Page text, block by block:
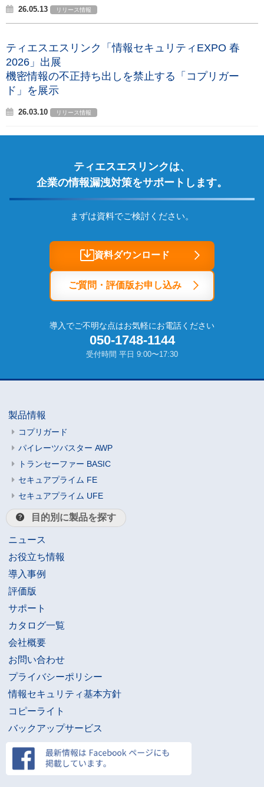
26.05.13 リリース情報
ティエスエスリンク「情報セキュリティEXPO 春
2026」出展
機密情報の不正持ち出しを禁止する「コプリガー
ド」を展示
26.03.10 リリース情報
ティエスエスリンクは、
企業の情報漏洩対策をサポートします。
まずは資料でご検討ください。
資料ダウンロード
ご質問・評価版お申し込み
導入でご不明な点はお気軽にお電話ください
050-1748-1144
受付時間 平日 9:00〜17:30
製品情報
コプリガード
パイレーツバスター AWP
トランセーファー BASIC
セキュアプライム FE
セキュアプライム UFE
目的別に製品を探す
ニュース
お役立ち情報
導入事例
評価版
サポート
カタログ一覧
会社概要
お問い合わせ
プライバシーポリシー
情報セキュリティ基本方針
コピーライト
バックアップサービス